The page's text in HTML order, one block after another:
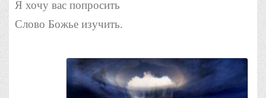
Я хочу вас попросить
Слово Божье изучить.